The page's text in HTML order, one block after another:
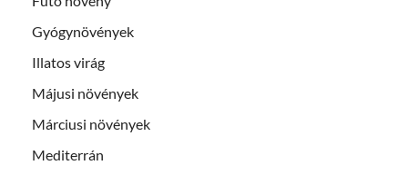
Gyógynövények
Illatos virág
Májusi növények
Márciusi növények
Mediterrán